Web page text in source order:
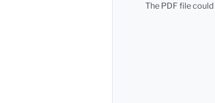
The PDF file